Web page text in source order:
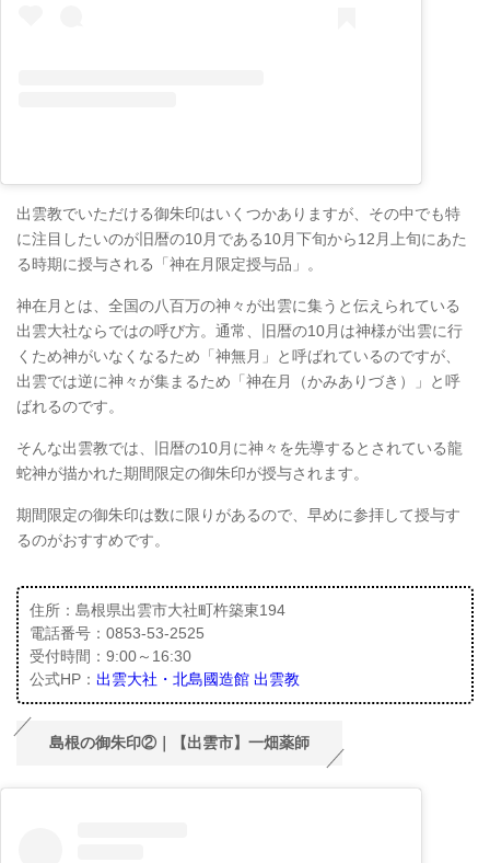
出雲教でいただける御朱印はいくつかありますが、その中でも特
に注目したいのが旧暦の10月である10月下旬から12月上旬にあた
る時期に授与される「神在月限定授与品」。
神在月とは、全国の八百万の神々が出雲に集うと伝えられている
出雲大社ならではの呼び方。通常、旧暦の10月は神様が出雲に行
くため神がいなくなるため「神無月」と呼ばれているのですが、
出雲では逆に神々が集まるため「神在月（かみありづき）」と呼
ばれるのです。
そんな出雲教では、旧暦の10月に神々を先導するとされている龍
蛇神が描かれた期間限定の御朱印が授与されます。
期間限定の御朱印は数に限りがあるので、早めに参拝して授与す
るのがおすすめです。
住所：島根県出雲市大社町杵築東194
電話番号：0853-53-2525
受付時間：9:00～16:30
公式HP： 出雲大社・北島國造館 出雲教
島根の御朱印②｜【出雲市】一畑薬師